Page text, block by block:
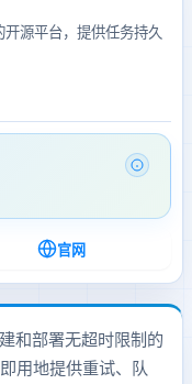
源平台，提供任务持久
官网
和部署无超时限制的
用地提供重试、队